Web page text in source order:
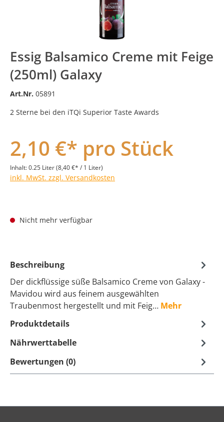
Essig Balsamico Creme mit Feige
(250ml) Galaxy
Art.Nr. 05891
2 Sterne bei den iTQi Superior Taste Awards
2,10 €* pro Stück
Inhalt:0.25 Liter(8,40 €* / 1 Liter)
inkl. MwSt. zzgl. Versandkosten
Nicht mehr verfügbar
Beschreibung
Der dickflüssige süße Balsamico Creme von Galaxy -
Mavidou wird aus feinem ausgewählten
Traubenmost hergestellt und mit Feig… Mehr
Produktdetails
Nährwerttabelle
Bewertungen (0)